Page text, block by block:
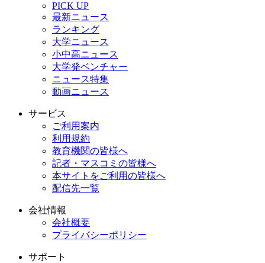
PICK UP
最新ニュース
ランキング
大学ニュース
小中高ニュース
大学発ベンチャー
ニュース特集
動画ニュース
サービス
ご利用案内
利用規約
教育機関の皆様へ
記者・マスコミの皆様へ
本サイトをご利用の皆様へ
配信先一覧
会社情報
会社概要
プライバシーポリシー
サポート